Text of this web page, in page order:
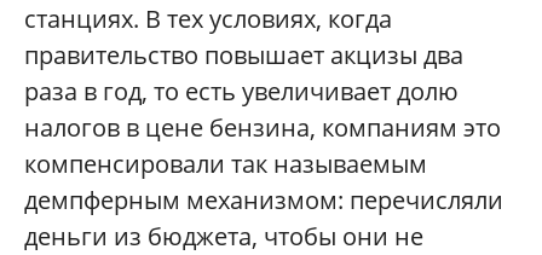
станциях. В тех условиях, когда
правительство повышает акцизы два
раза в год, то есть увеличивает долю
налогов в цене бензина, компаниям это
компенсировали так называемым
демпферным механизмом: перечисляли
деньги из бюджета, чтобы они не